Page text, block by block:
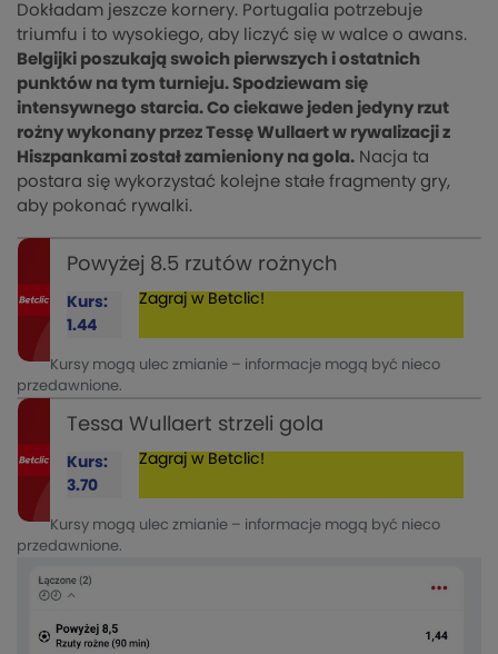
Dokładam jeszcze kornery. Portugalia potrzebuje
triumfu i to wysokiego, aby liczyć się w walce o awans.
Belgijki poszukają swoich pierwszych i ostatnich
punktów na tym turnieju. Spodziewam się
intensywnego starcia. Co ciekawe jeden jedyny rzut
rożny wykonany przez Tessę Wullaert w rywalizacji z
Hiszpankami został zamieniony na gola. Nacja ta
postara się wykorzystać kolejne stałe fragmenty gry,
aby pokonać rywalki.
Powyżej 8.5 rzutów rożnych
Kurs:
1.44
Zagraj w Betclic!
Kursy mogą ulec zmianie – informacje mogą być nieco
przedawnione.
Tessa Wullaert strzeli gola
Kurs:
3.70
Zagraj w Betclic!
Kursy mogą ulec zmianie – informacje mogą być nieco
przedawnione.